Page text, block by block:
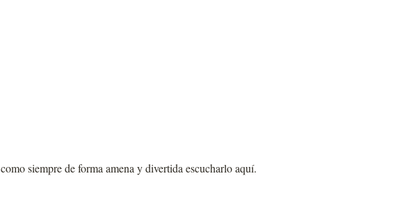
siempre de forma amena y divertida escucharlo aquí.